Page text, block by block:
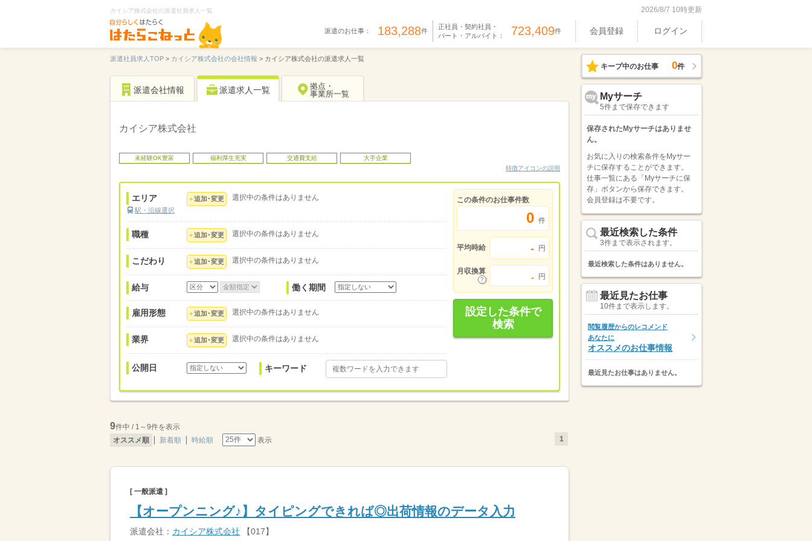
カイシア株式会社の派遣社員求人一覧 2026/8/7 10時更新
派遣のお仕事： 183,288件
正社員・契約社員・
パート・アルバイト： 723,409件 会員登録 ログイン
派遣社員求人TOP > カイシア株式会社の会社情報 > カイシア株式会社の派遣求人一覧
派遣会社情報 派遣求人一覧
拠点・
事業所一覧
カイシア株式会社
未経験OK豊富 福利厚生充実 交通費支給
大手企業
特徴アイコンの説明
エリア
駅・沿線選択
追加･変更 選択中の条件はありません
職種 追加･変更 選択中の条件はありません
こだわり 追加･変更 選択中の条件はありません
給与 働く期間
雇用形態 追加･変更 選択中の条件はありません
業界 追加･変更 選択中の条件はありません
公開日 キーワード
この条件のお仕事件数
0 件
平均時給 - 円
月収換算
- 円
設定した条件で
検索
9件中 / 1～9件を表示
オススメ順
新着順 時給順 表示 1
[ 一般派遣 ]
【オープンニング♪】タイピングできれば◎出荷情報のデータ入力
派遣会社： カイシア株式会社 【017】
キープ中のお仕事 0件
Myサーチ
5件まで保存できます
保存されたMyサーチはありませ
ん。
お気に入りの検索条件をMyサー
チに保存することができます。
仕事一覧にある「Myサーチに保
存」ボタンから保存できます。
会員登録は不要です。
最近検索した条件
3件まで表示されます。
最近検索した条件はありません。
最近見たお仕事
10件まで表示します。
閲覧履歴からのレコメンド
あなたに
オススメのお仕事情報
最近見たお仕事はありません。